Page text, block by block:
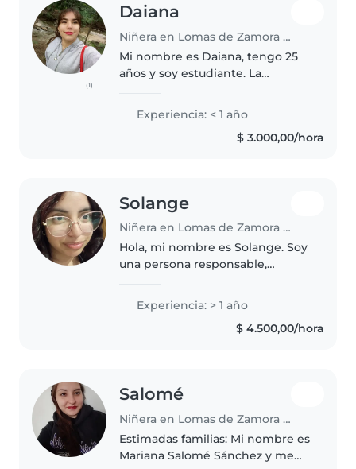
(1)
Daiana
Niñera en Lomas de Zamora (Buenos Aires)
Mi nombre es Daiana, tengo 25
años y soy estudiante. La
nenes y me encanta pasar
tiempo con ellos! Soy una
Experiencia: < 1 año
$ 3.000,00/hora
Solange
Niñera en Lomas de Zamora (Buenos Aires)
Hola, mi nombre es Solange. Soy
una persona responsable,
bien con niños y disfruto
acompañarlos en sus actividades,
juegos y también ayudarlos con..
Experiencia: > 1 año
$ 4.500,00/hora
Salomé
Niñera en Lomas de Zamora (Buenos Aires)
Estimadas familias: Mi nombre es
Mariana Salomé Sánchez y me